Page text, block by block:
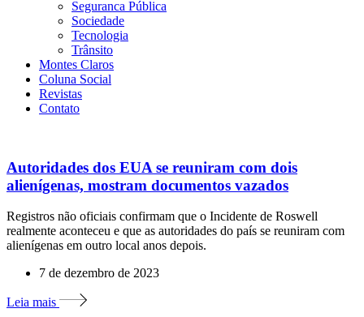
Seguranca Pública
Sociedade
Tecnologia
Trânsito
Montes Claros
Coluna Social
Revistas
Contato
Autoridades dos EUA se reuniram com dois
alienígenas, mostram documentos vazados
Registros não oficiais confirmam que o Incidente de Roswell
realmente aconteceu e que as autoridades do país se reuniram com
alienígenas em outro local anos depois.
7 de dezembro de 2023
Leia mais